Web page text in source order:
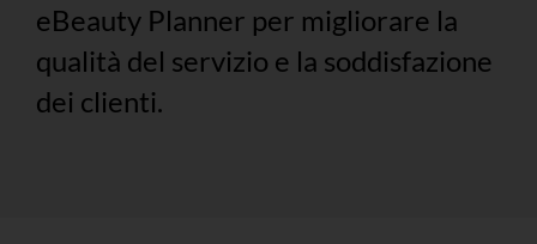
eBeauty Planner per migliorare la
qualità del servizio e la soddisfazione
dei clienti.